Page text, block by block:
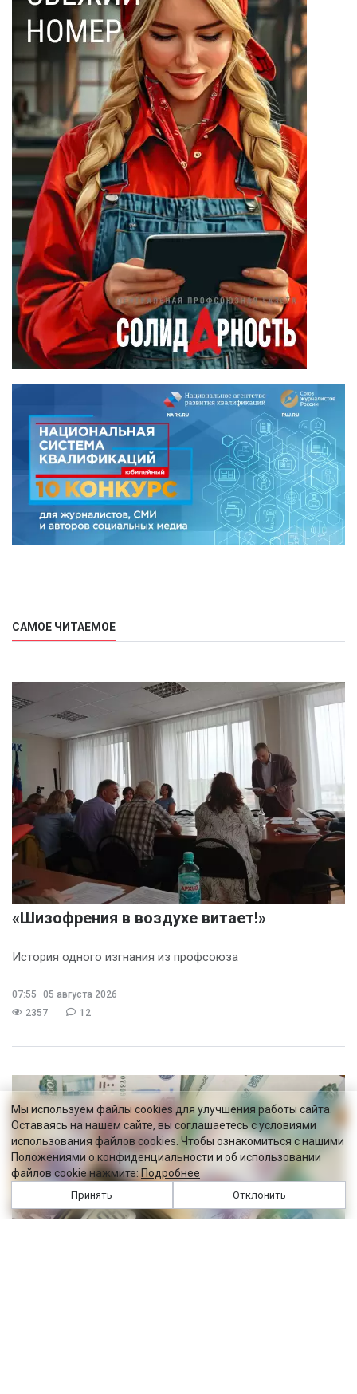
САМОЕ ЧИТАЕМОЕ
«Шизофрения в воздухе витает!»
История одного изгнания из профсоюза
07:55
05 августа 2026
2357
12
Мы используем файлы cookies для улучшения работы сайта.
Оставаясь на нашем сайте, вы соглашаетесь с условиями
использования файлов cookies. Чтобы ознакомиться с нашими
Положениями о конфиденциальности и об использовании
файлов cookie нажмите:Подробнее
Принять Отклонить